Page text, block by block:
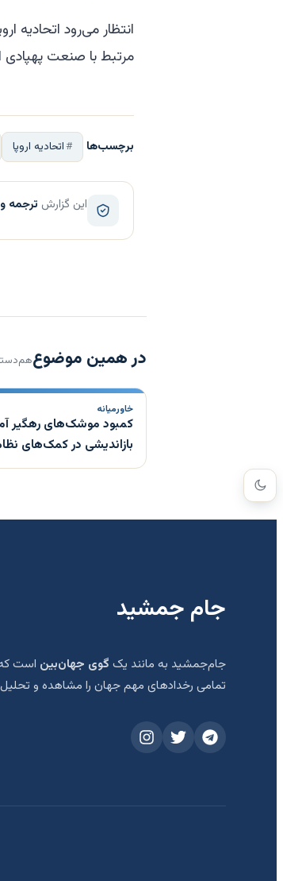
انتظار می‌رود اتحادیه
مرتبط با صنعت پهپادی
برچسب‌ها اتحادیه اروپا
این گزارش ترجمه
در همین موضوع
خاورمیانه
کمبود موشک‌های رهگیر
بازاندیشی در کمک‌های
جام جمشید
جام‌جمشید به مانند یک گوی جهان‌بین است
تمامی رخدادهای مهم جهان را مشاهده و